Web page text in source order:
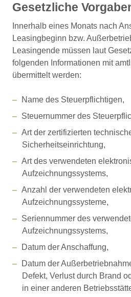
Gesetzliche
Innerhalb eines Monats nach
Leasingbeginn bzw.
Leasingende müssen laut
folgenden Informationen mit
übermittelt werden:
Name des Steuerpflichtigen,
Steuernummer des
Art der zertifizierten
Sicherheitseinrichtung,
Art des verwendeten
Aufzeichnungssystems,
Anzahl der verwendeten
Aufzeichnungssysteme,
Seriennummer des
Aufzeichnungssystems,
Datum der Anschaffung,
Datum der
Defekt, Verlust durch Brand
in einer anderen